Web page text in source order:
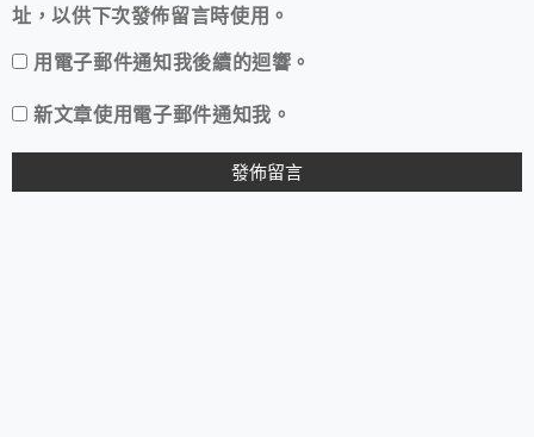
址，以供下次發佈留言時使用。
用電子郵件通知我後續的迴響。
新文章使用電子郵件通知我。